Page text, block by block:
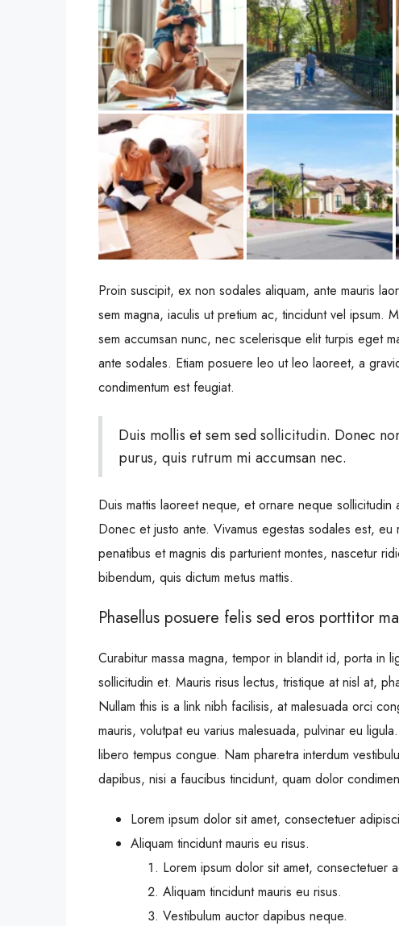
Proin suscipit, ex non sodales aliquam, ante mauris
sem magna, iaculis ut pretium ac, tincidunt vel ipsum.
sem accumsan nunc, nec scelerisque elit turpis eget
ante sodales. Etiam posuere leo ut leo laoreet, a
condimentum est feugiat.
Duis mollis et sem sed sollicitudin. Donec
purus, quis rutrum mi accumsan nec.
Duis mattis laoreet neque, et ornare neque
Donec et justo ante. Vivamus egestas sodales est,
penatibus et magnis dis parturient montes, nascetur
bibendum, quis dictum metus mattis.
Phasellus posuere felis sed eros porttitor
Curabitur massa magna, tempor in blandit id, porta in
sollicitudin et. Mauris risus lectus, tristique at nisl at,
Nullam this is a link nibh facilisis, at malesuada orci
mauris, volutpat eu varius malesuada, pulvinar eu
libero tempus congue. Nam pharetra interdum
dapibus, nisi a faucibus tincidunt, quam dolor
Lorem ipsum dolor sit amet, consectetuer
Aliquam tincidunt mauris eu risus.
Lorem ipsum dolor sit amet, consectetuer
Aliquam tincidunt mauris eu risus.
Vestibulum auctor dapibus neque.